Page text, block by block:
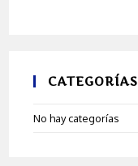
CATEGORÍAS
No hay categorías